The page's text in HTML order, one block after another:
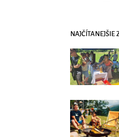
NAJČÍTANEJŠIE